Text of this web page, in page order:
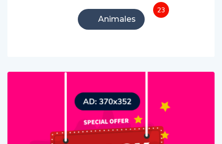
Animales
23